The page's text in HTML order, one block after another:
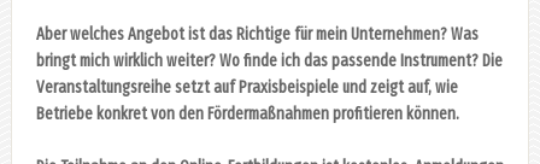
Aber welches Angebot ist das Richtige für mein Unternehmen? Was
bringt mich wirklich weiter? Wo finde ich das passende Instrument? Die
Veranstaltungsreihe setzt auf Praxisbeispiele und zeigt auf, wie
Betriebe konkret von den Fördermaßnahmen profitieren können.